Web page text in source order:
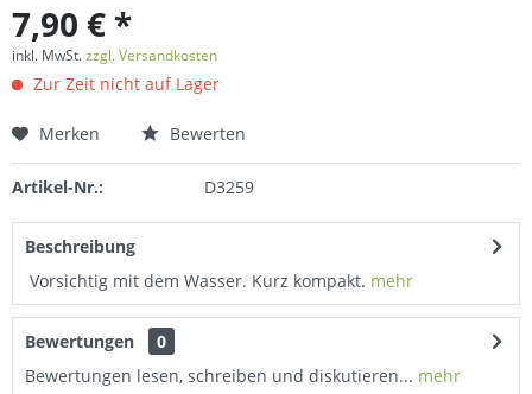
7,90 € *
inkl. MwSt.zzgl. Versandkosten
Zur Zeit nicht auf Lager
Merken Bewerten
Artikel-Nr.: D3259
Beschreibung
Vorsichtig mit dem Wasser. Kurz kompakt. mehr
Bewertungen
0
Bewertungen lesen, schreiben und diskutieren... mehr